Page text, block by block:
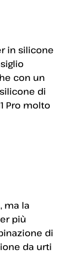
in silicone
con un
di
Pro molto
ma la
più
di
da urti